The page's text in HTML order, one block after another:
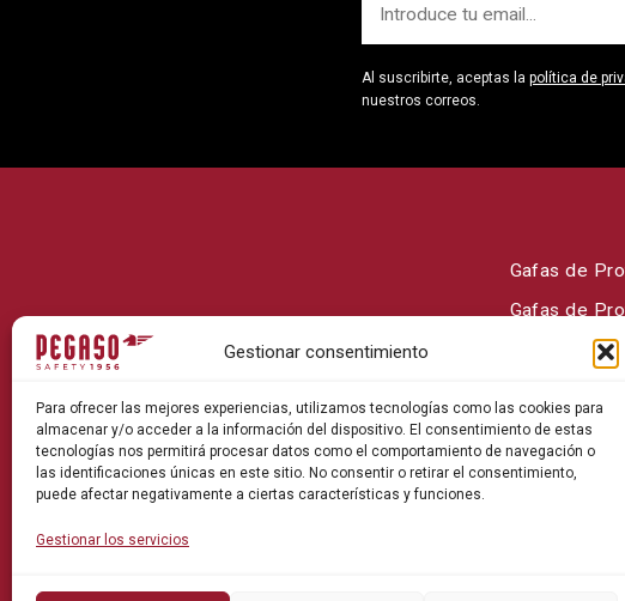
Gestionar consentimiento
Para ofrecer las mejores experiencias, utilizamos tecnologías como las cookies para
almacenar y/o acceder a la información del dispositivo. El consentimiento de estas
tecnologías nos permitirá procesar datos como el comportamiento de navegación o
las identificaciones únicas en este sitio. No consentir o retirar el consentimiento,
puede afectar negativamente a ciertas características y funciones.
Gestionar los servicios
Al suscribirte, aceptas la política de
nuestros correos.
Gafas de
Gafas de
Gafas
Gafas de
Gafas
Gafas para
Política de